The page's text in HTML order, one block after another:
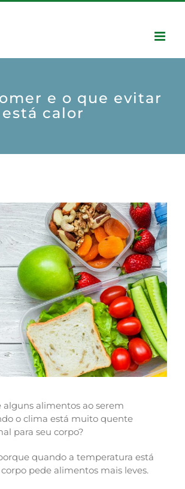
e o que evitar
calor
alguns alimentos ao serem
o clima está muito quente
para seu corpo?
quando a temperatura está
pede alimentos mais leves.